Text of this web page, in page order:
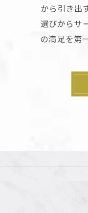
から引き出
選びからサ
の満足を第